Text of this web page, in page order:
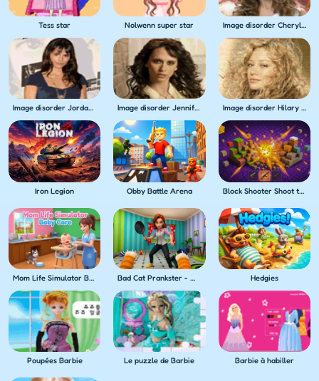
Tess star Nolwenn super star Image disorder Cheryl Cole
Image disorder Jordana Brewster Image disorder Jennifer Love Hewitt Image disorder Hilary Duff
Iron Legion Obby Battle Arena Block Shooter Shoot the Blocks!
Mom Life Simulator Baby Care Bad Cat Prankster - Mom's Return Hedgies
Poupées Barbie Le puzzle de Barbie Barbie à habiller